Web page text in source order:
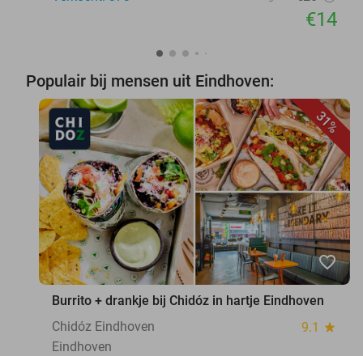
€14
Populair bij mensen uit Eindhoven:
31%
favorite_border
Burrito + drankje bij Chidóz in hartje Eindhoven
Chidóz Eindhoven
9.1 star
Eindhoven